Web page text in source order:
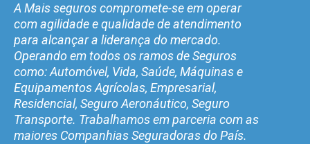
A Mais seguros compromete-se em operar
com agilidade e qualidade de atendimento
para alcançar a liderança do mercado.
Operando em todos os ramos de Seguros
como: Automóvel, Vida, Saúde, Máquinas e
Equipamentos Agrícolas, Empresarial,
Residencial, Seguro Aeronáutico, Seguro
Transporte. Trabalhamos em parceria com as
maiores Companhias Seguradoras do País.